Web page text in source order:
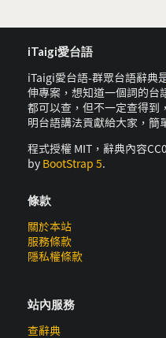
iTaigi愛台語
iTaigi愛台語-群眾台語辭典
伸專案，想知道一個詞的台
都可以查，但不一定查得到
明台語講法貢獻給大家，簡
程式授權 MIT，辭典內容
by BootStrap 5.
條款
關於本站
服務條款
隱私權條款
站內服務
查辭典